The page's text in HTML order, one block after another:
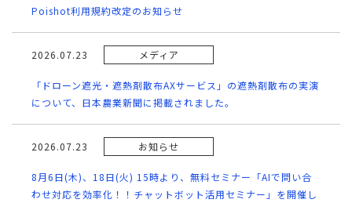
Poishot利用規約改定のお知らせ
2026.07.23 メディア
「ドローン遮光・遮熱剤散布AXサービス」の遮熱剤散布の実演
について、日本農業新聞に掲載されました。
2026.07.23 お知らせ
8月6日(木)、18日(火) 15時より、無料セミナー「AIで問い合
わせ対応を効率化！！チャットボット活用セミナー」を開催し